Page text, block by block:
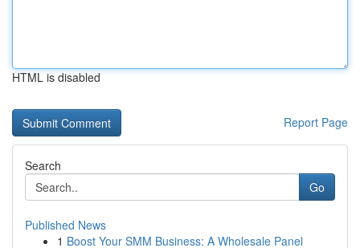
HTML is disabled
Report Page
Search
Go
Published News
1 Boost Your SMM Business: A Wholesale Panel